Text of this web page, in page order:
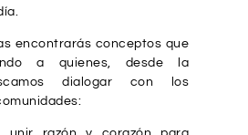
encontrarás conceptos que
a quienes, desde la
dialogar con los